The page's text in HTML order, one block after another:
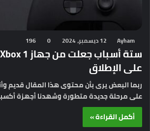
Ayham 12 ديسمبر، 2024 0
196
على الإطلاق
ربما البعض يرى بأن محتوى هذا المقال قديم
على مرحلة جديدة متطورة وشهدنا أجهزة
أكمل القراءة »